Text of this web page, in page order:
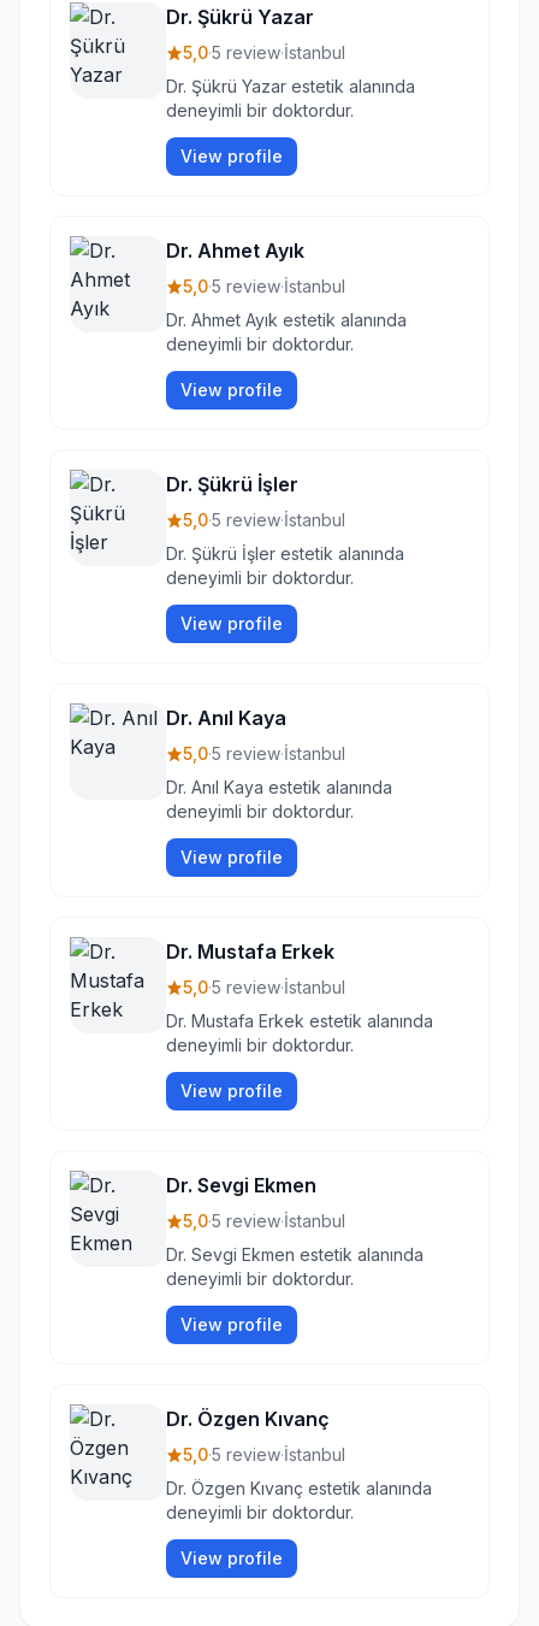
Dr. Şükrü Yazar
5,0·5 review·İstanbul
Dr. Şükrü Yazar estetik alanında
deneyimli bir doktordur.
View profile
Dr. Ahmet Ayık
5,0·5 review·İstanbul
Dr. Ahmet Ayık estetik alanında
deneyimli bir doktordur.
View profile
Dr. Şükrü İşler
5,0·5 review·İstanbul
Dr. Şükrü İşler estetik alanında
deneyimli bir doktordur.
View profile
Dr. Anıl Kaya
5,0·5 review·İstanbul
Dr. Anıl Kaya estetik alanında
deneyimli bir doktordur.
View profile
Dr. Mustafa Erkek
5,0·5 review·İstanbul
Dr. Mustafa Erkek estetik alanında
deneyimli bir doktordur.
View profile
Dr. Sevgi Ekmen
5,0·5 review·İstanbul
Dr. Sevgi Ekmen estetik alanında
deneyimli bir doktordur.
View profile
Dr. Özgen Kıvanç
5,0·5 review·İstanbul
Dr. Özgen Kıvanç estetik alanında
deneyimli bir doktordur.
View profile